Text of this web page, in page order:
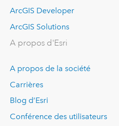
ArcGIS Developer
ArcGIS Solutions
A propos d'Esri
A propos de la société
Carrières
Blog d’Esri
Conférence des utilisateurs